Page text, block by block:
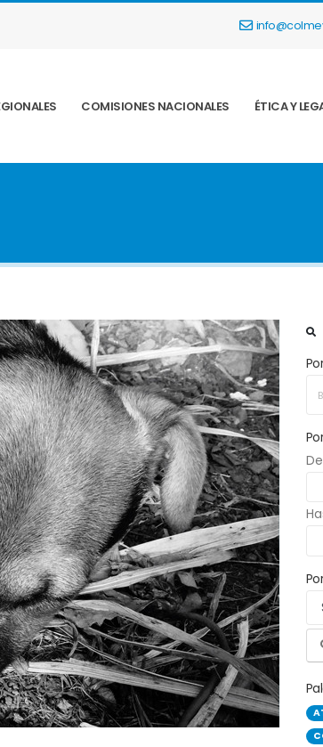
COMISIONES NACIONALES ÉTICA Y